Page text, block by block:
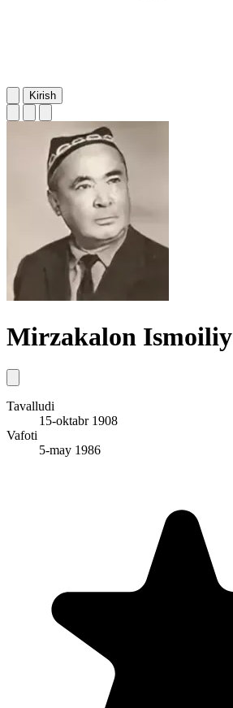
Kirish
Mirzakalon Ismoiliy
Tavalludi
15-oktabr 1908
Vafoti
5-may 1986